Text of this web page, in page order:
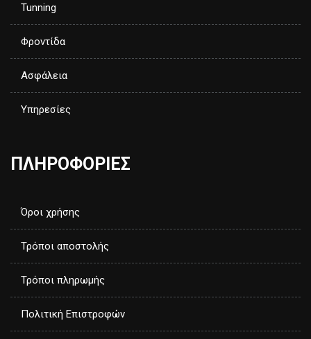
Tunning
Φροντίδα
Ασφάλεια
Υπηρεσίες
ΠΛΗΡΟΦΟΡΙΕΣ
Όροι χρήσης
Τρόποι αποστολής
Τρόποι πληρωμής
Πολιτική Επιστροφών